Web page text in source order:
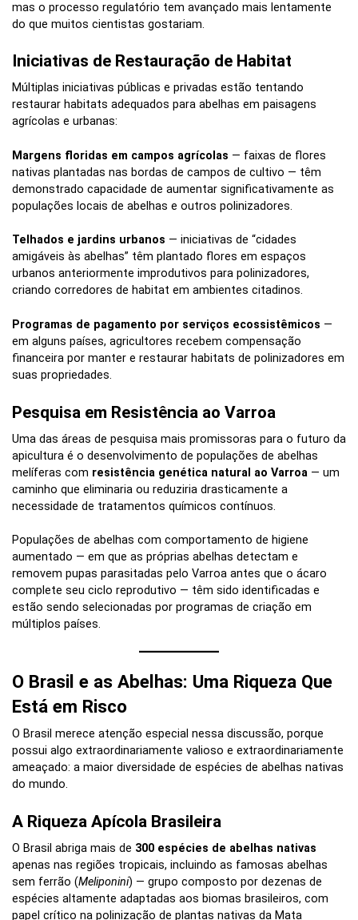
mas o processo regulatório tem avançado mais lentamente
do que muitos cientistas gostariam.
Iniciativas de Restauração de Habitat
Múltiplas iniciativas públicas e privadas estão tentando
restaurar habitats adequados para abelhas em paisagens
agrícolas e urbanas:
Margens floridas em campos agrícolas — faixas de flores
nativas plantadas nas bordas de campos de cultivo — têm
demonstrado capacidade de aumentar significativamente as
populações locais de abelhas e outros polinizadores.
Telhados e jardins urbanos — iniciativas de “cidades
amigáveis às abelhas” têm plantado flores em espaços
urbanos anteriormente improdutivos para polinizadores,
criando corredores de habitat em ambientes citadinos.
Programas de pagamento por serviços ecossistêmicos —
em alguns países, agricultores recebem compensação
financeira por manter e restaurar habitats de polinizadores em
suas propriedades.
Pesquisa em Resistência ao Varroa
Uma das áreas de pesquisa mais promissoras para o futuro da
apicultura é o desenvolvimento de populações de abelhas
melíferas com resistência genética natural ao Varroa — um
caminho que eliminaria ou reduziria drasticamente a
necessidade de tratamentos químicos contínuos.
Populações de abelhas com comportamento de higiene
aumentado — em que as próprias abelhas detectam e
removem pupas parasitadas pelo Varroa antes que o ácaro
complete seu ciclo reprodutivo — têm sido identificadas e
estão sendo selecionadas por programas de criação em
múltiplos países.
O Brasil e as Abelhas: Uma Riqueza Que
Está em Risco
O Brasil merece atenção especial nessa discussão, porque
possui algo extraordinariamente valioso e extraordinariamente
ameaçado: a maior diversidade de espécies de abelhas nativas
do mundo.
A Riqueza Apícola Brasileira
O Brasil abriga mais de 300 espécies de abelhas nativas
apenas nas regiões tropicais, incluindo as famosas abelhas
sem ferrão (Meliponini) — grupo composto por dezenas de
espécies altamente adaptadas aos biomas brasileiros, com
papel crítico na polinização de plantas nativas da Mata